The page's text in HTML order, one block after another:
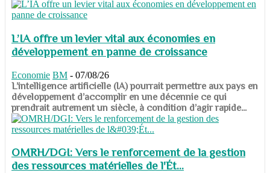
L’IA offre un levier vital aux économies en
développement en panne de croissance
Economie BM - 07/08/26
​​​​​​​L’intelligence artificielle (IA) pourrait permettre aux pays en
développement d’accomplir en une décennie ce qui
prendrait autrement un siècle, à condition d’agir rapide...
OMRH/DGI: Vers le renforcement de la gestion
des ressources matérielles de l'Ét...